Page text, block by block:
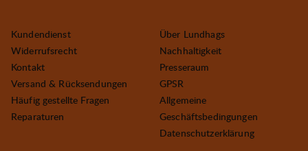
Kundendienst
Widerrufsrecht
Kontakt
Versand & Rücksendungen
Häufig gestellte Fragen
Reparaturen
Über Lundhags
Nachhaltigkeit
Presseraum
GPSR
Allgemeine
Geschäftsbedingungen
Datenschutzerklärung